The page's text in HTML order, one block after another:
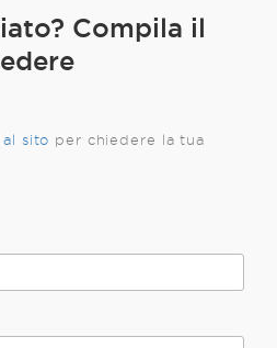
Compila il
sito per chiedere la tua